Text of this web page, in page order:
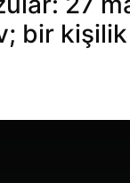
bir kişilik